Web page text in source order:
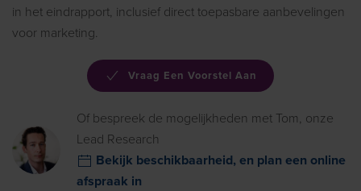
in het eindrapport, inclusief direct toepasbare aanbevelingen
voor marketing.
Vraag Een Voorstel Aan
Of bespreek de mogelijkheden met Tom, onze
Lead Research
Bekijk beschikbaarheid, en plan een online
afspraak in